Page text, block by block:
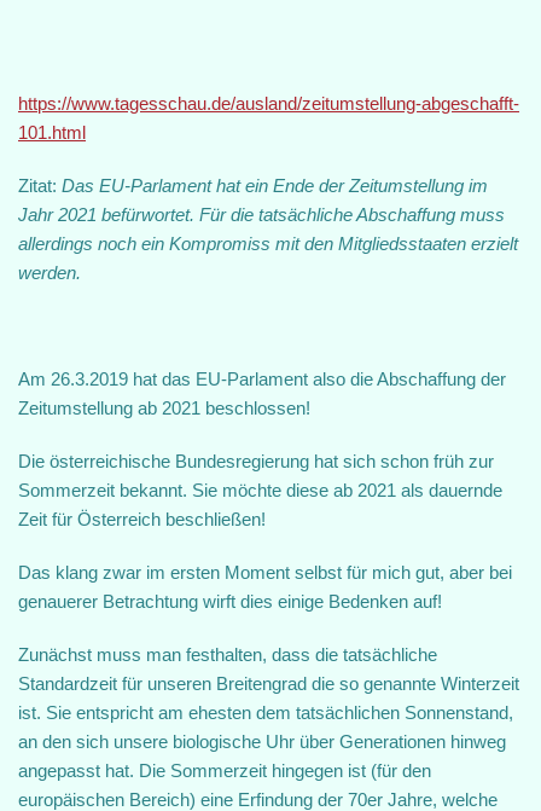
https://www.tagesschau.de/ausland/zeitumstellung-abgeschafft-
101.html
Zitat: Das EU-Parlament hat ein Ende der Zeitumstellung im
Jahr 2021 befürwortet. Für die tatsächliche Abschaffung muss
allerdings noch ein Kompromiss mit den Mitgliedsstaaten erzielt
werden.
Am 26.3.2019 hat das EU-Parlament also die Abschaffung der
Zeitumstellung ab 2021 beschlossen!
Die österreichische Bundesregierung hat sich schon früh zur
Sommerzeit bekannt. Sie möchte diese ab 2021 als dauernde
Zeit für Österreich beschließen!
Das klang zwar im ersten Moment selbst für mich gut, aber bei
genauerer Betrachtung wirft dies einige Bedenken auf!
Zunächst muss man festhalten, dass die tatsächliche
Standardzeit für unseren Breitengrad die so genannte Winterzeit
ist. Sie entspricht am ehesten dem tatsächlichen Sonnenstand,
an den sich unsere biologische Uhr über Generationen hinweg
angepasst hat. Die Sommerzeit hingegen ist (für den
europäischen Bereich) eine Erfindung der 70er Jahre, welche